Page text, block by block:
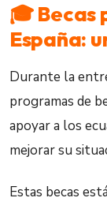
🎓 Becas
España:
Durante la
programas de
apoyar a los
mejorar su
Estas becas